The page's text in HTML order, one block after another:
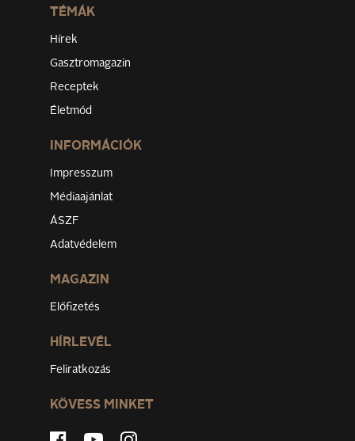
TÉMÁK
Hírek
Gasztromagazin
Receptek
Életmód
INFORMÁCIÓK
Impresszum
Médiaajánlat
ÁSZF
Adatvédelem
MAGAZIN
Előfizetés
HÍRLEVÉL
Feliratkozás
KÖVESS MINKET